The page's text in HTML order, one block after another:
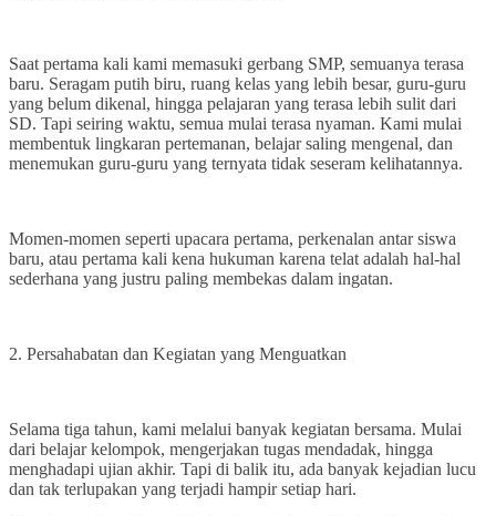
Saat pertama kali kami memasuki gerbang SMP, semuanya terasa
baru. Seragam putih biru, ruang kelas yang lebih besar, guru-guru
yang belum dikenal, hingga pelajaran yang terasa lebih sulit dari
SD. Tapi seiring waktu, semua mulai terasa nyaman. Kami mulai
membentuk lingkaran pertemanan, belajar saling mengenal, dan
menemukan guru-guru yang ternyata tidak seseram kelihatannya.
Momen-momen seperti upacara pertama, perkenalan antar siswa
baru, atau pertama kali kena hukuman karena telat adalah hal-hal
sederhana yang justru paling membekas dalam ingatan.
2. Persahabatan dan Kegiatan yang Menguatkan
Selama tiga tahun, kami melalui banyak kegiatan bersama. Mulai
dari belajar kelompok, mengerjakan tugas mendadak, hingga
menghadapi ujian akhir. Tapi di balik itu, ada banyak kejadian lucu
dan tak terlupakan yang terjadi hampir setiap hari.